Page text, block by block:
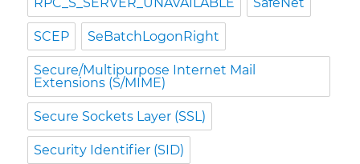
SCEP SeBatchLogonRight
Secure/Multipurpose Internet Mail
Extensions (S/MIME)
Secure Sockets Layer (SSL)
Security Identifier (SID)